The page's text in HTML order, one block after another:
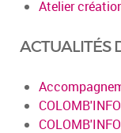
Atelier
ACTUALITÉS